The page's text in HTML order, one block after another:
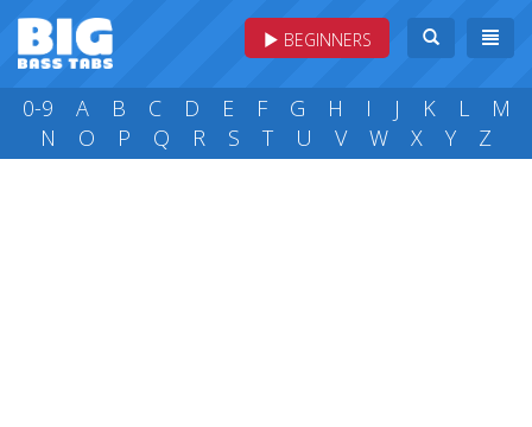
BEGINNERS
0-9 A B C D E F G H I J K L
M
N
O P Q R S T U V W X Y Z